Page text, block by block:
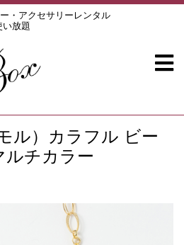
・アクセサリーレンタル
い放題
ル）カラフル ビー
ルチカラー